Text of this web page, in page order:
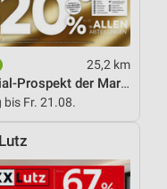
25,2 km
Spezial-Prospekt der Marken
bis Fr. 21.08.